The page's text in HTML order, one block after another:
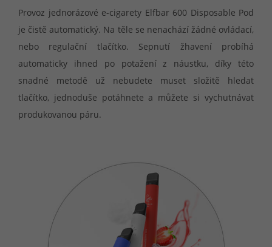
Provoz jednorázové e-cigarety Elfbar 600 Disposable Pod
je čistě automatický. Na těle se nenachází žádné ovládací,
nebo regulační tlačítko. Sepnutí žhavení probíhá
automaticky ihned po potažení z náustku, díky této
snadné metodě už nebudete muset složitě hledat
tlačítko, jednoduše potáhnete a můžete si vychutnávat
produkovanou páru.